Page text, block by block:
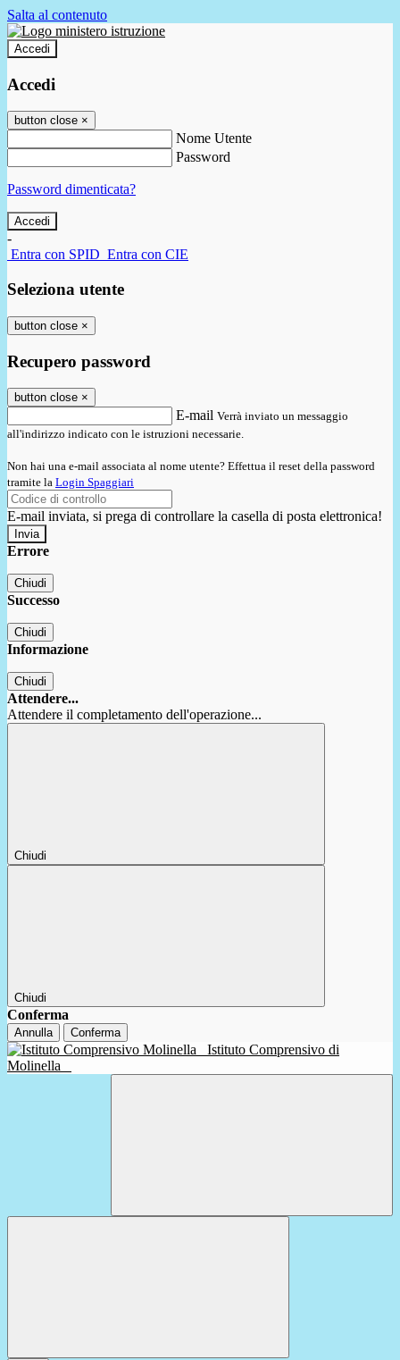
Salta al contenuto
Accedi
Accedi
button close ×
Nome Utente
Password
Password dimenticata?
-
Entra con SPID Entra con CIE
Seleziona utente
button close ×
Recupero password
button close ×
E-mail Verrà inviato un messaggio
all'indirizzo indicato con le istruzioni necessarie.
Non hai una e-mail associata al nome utente? Effettua il reset della password
tramite la Login Spaggiari
E-mail inviata, si prega di controllare la casella di posta elettronica!
Errore
Chiudi
Successo
Chiudi
Informazione
Chiudi
Attendere...
Attendere il completamento dell'operazione...
Chiudi
Chiudi
Conferma
Annulla Conferma
Istituto Comprensivo di
Molinella